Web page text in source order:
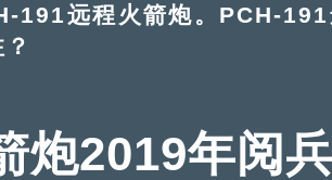
191远程火箭炮。PCH-
炮2019年阅